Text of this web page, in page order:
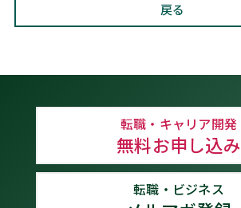
戻る
転職・キャリア開発
無料お申し込み
転職・ビジネス